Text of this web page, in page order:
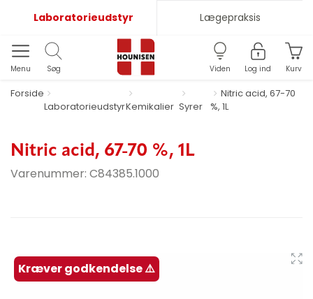
Laboratorieudstyr Lægepraksis
Menu Søg Viden Log ind Kurv
Forside
LaboratorieudstyrKemikalier Syrer
Nitric acid, 67-70
%, 1L
Nitric acid, 67-70 %, 1L
Varenummer: C84385.1000
Kræver godkendelse ⚠️